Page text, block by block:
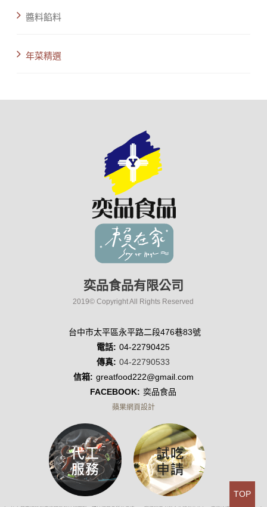
醬料餡料
年菜精選
TOP
奕品食品有限公司
2019© Copyright All Rights Reserved
台中市太平區永平路二段476巷83號
電話: 04-22790425
傳真: 04-22790533
信箱: greatfood222@gmail.com
FACEBOOK: 奕品食品
蘋果網頁設計